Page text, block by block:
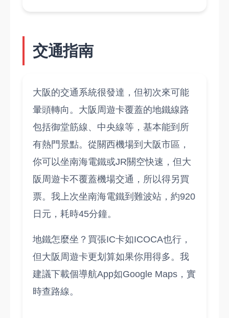
交通指南
大阪的交通系統很發達，但初次來可能
暈頭轉向。大阪周遊卡覆蓋的地鐵線路
包括御堂筋線、中央線等，基本能到所
有熱門景點。從關西機場到大阪市區，
你可以坐南海電鐵或JR關空快速，但大
阪周遊卡不覆蓋機場交通，所以得另買
票。我上次坐南海電鐵到難波站，約920
日元，耗時45分鐘。
地鐵怎麼坐？買張IC卡如ICOCA也行，
但大阪周遊卡更划算如果你用得多。我
建議下載個導航App如Google Maps，實
時查路線。